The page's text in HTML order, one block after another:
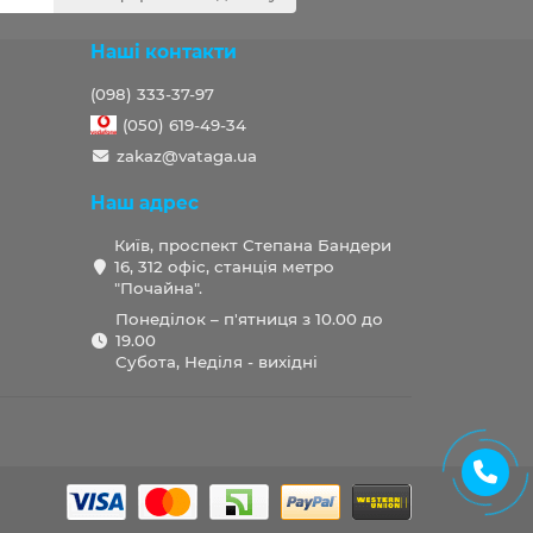
Наші контакти
(098) 333-37-97
(050) 619-49-34
zakaz@vataga.ua
Наш адрес
Київ, проспект Степана Бандери
16, 312 офіс, станція метро
"Почайна".
Понеділок – п'ятниця з 10.00 до
19.00
Субота, Неділя - вихідні